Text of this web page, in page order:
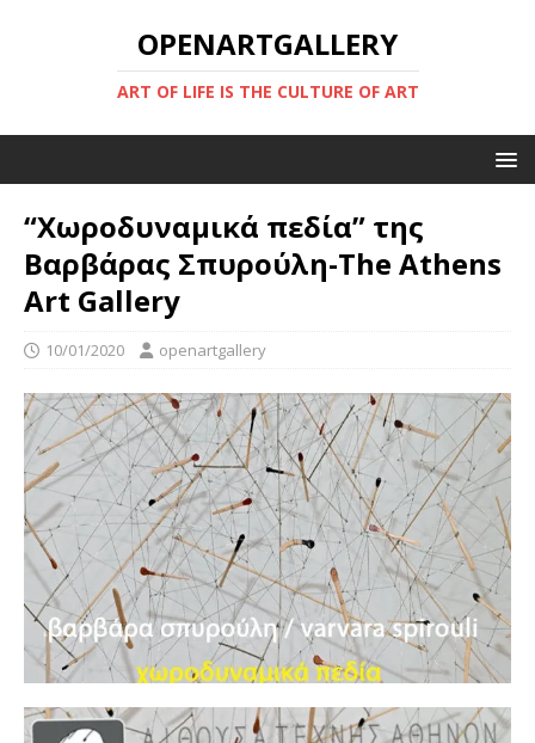
OPENARTGALLERY
ART OF LIFE IS THE CULTURE OF ART
“Χωροδυναμικά πεδία” της
Βαρβάρας Σπυρούλη-The Athens
Art Gallery
10/01/2020 openartgallery